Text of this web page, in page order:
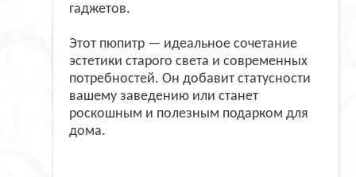
гаджетов.
Этот пюпитр — идеальное сочетание
эстетики старого света и современных
потребностей. Он добавит статусности
вашему заведению или станет
роскошным и полезным подарком для
дома.